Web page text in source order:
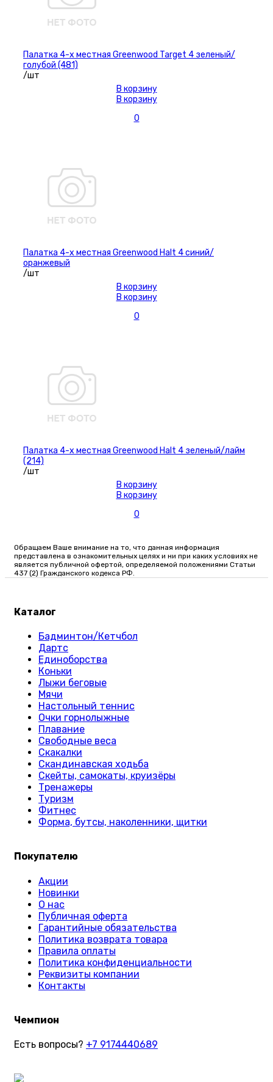
Палатка 4-х местная Greenwood Target 4 зеленый/
голубой (481)
/шт
В корзину
В корзину
0
Палатка 4-х местная Greenwood Halt 4 синий/
оранжевый
/шт
В корзину
В корзину
0
Палатка 4-х местная Greenwood Halt 4 зеленый/лайм
(214)
/шт
В корзину
В корзину
0
Обращаем Ваше внимание на то, что данная информация
представлена в ознакомительных целях и ни при каких условиях не
является публичной офертой, определяемой положениями Статьи
437 (2) Гражданского кодекса РФ.
Каталог
Бадминтон/Кетчбол
Дартс
Единоборства
Коньки
Лыжи беговые
Мячи
Настольный теннис
Очки горнолыжные
Плавание
Свободные веса
Скакалки
Скандинавская ходьба
Скейты, самокаты, круизёры
Тренажеры
Туризм
Фитнес
Форма, бутсы, наколенники, щитки
Покупателю
Акции
Новинки
О нас
Публичная оферта
Гарантийные обязательства
Политика возврата товара
Правила оплаты
Политика конфиденциальности
Реквизиты компании
Контакты
Чемпион
Есть вопросы? +7 9174440689